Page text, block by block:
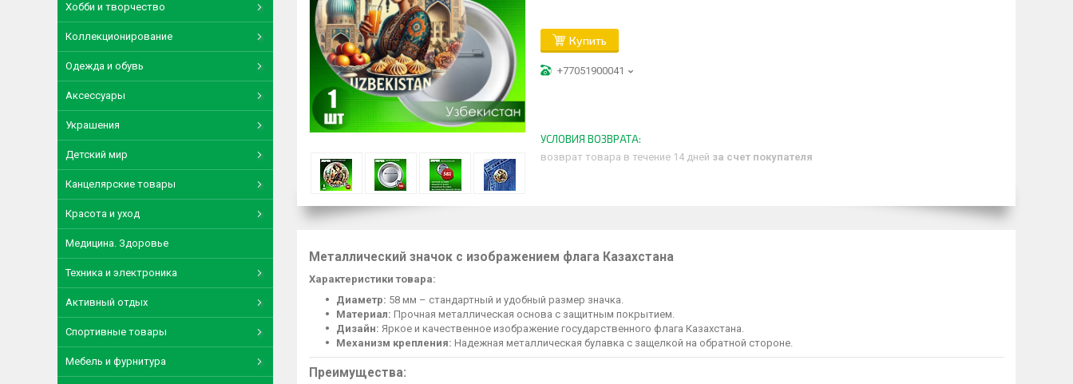
Купить
+77051900041
возврат товара в течение 14 дней за счет покупателя
Металлический значок с изображением флага Казахстана
Характеристики товара:
Диаметр: 58 мм – стандартный и удобный размер значка.
Материал: Прочная металлическая основа с защитным покрытием.
Дизайн: Яркое и качественное изображение государственного флага Казахстана.
Механизм крепления: Надежная металлическая булавка с защелкой на обратной стороне.
Преимущества:
Хобби и творчество
Коллекционирование
Одежда и обувь
Аксессуары
Украшения
Детский мир
Канцелярские товары
Красота и уход
Медицина. Здоровье
Техника и электроника
Активный отдых
Спортивные товары
Мебель и фурнитура